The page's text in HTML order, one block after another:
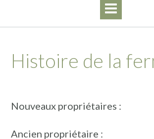
Histoire de la
Nouveaux propriétaires :
Ancien propriétaire :